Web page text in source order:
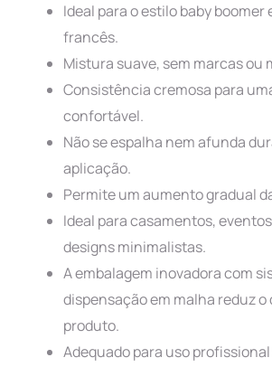
Ideal para o estilo baby boomer
francês.
Mistura suave, sem marcas ou
Consistência cremosa para
confortável.
Não se espalha nem afunda
aplicação.
Permite um aumento gradual
Ideal para casamentos,
designs minimalistas.
A embalagem inovadora com
dispensação em malha reduz o
produto.
Adequado para uso